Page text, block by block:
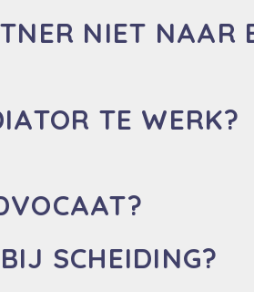
NIET NAAR
TE WERK?
SCHEIDING?